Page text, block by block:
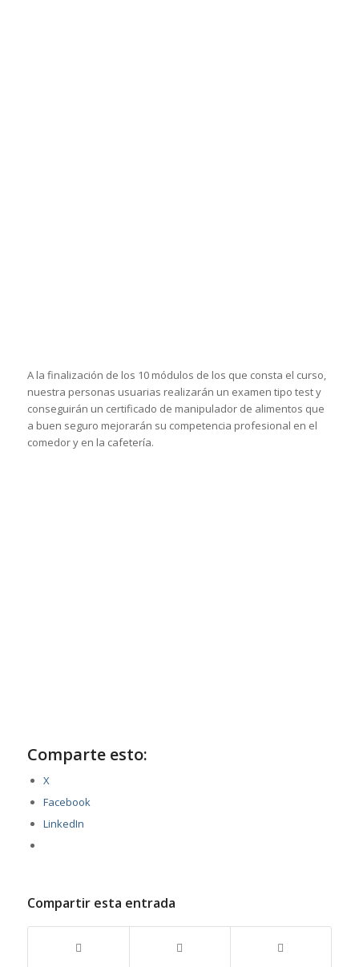
A la finalización de los 10 módulos de los que consta el curso,
nuestra personas usuarias realizarán un examen tipo test y
conseguirán un certificado de manipulador de alimentos que
a buen seguro mejorarán su competencia profesional en el
comedor y en la cafetería.
Comparte esto:
X
Facebook
LinkedIn
Compartir esta entrada